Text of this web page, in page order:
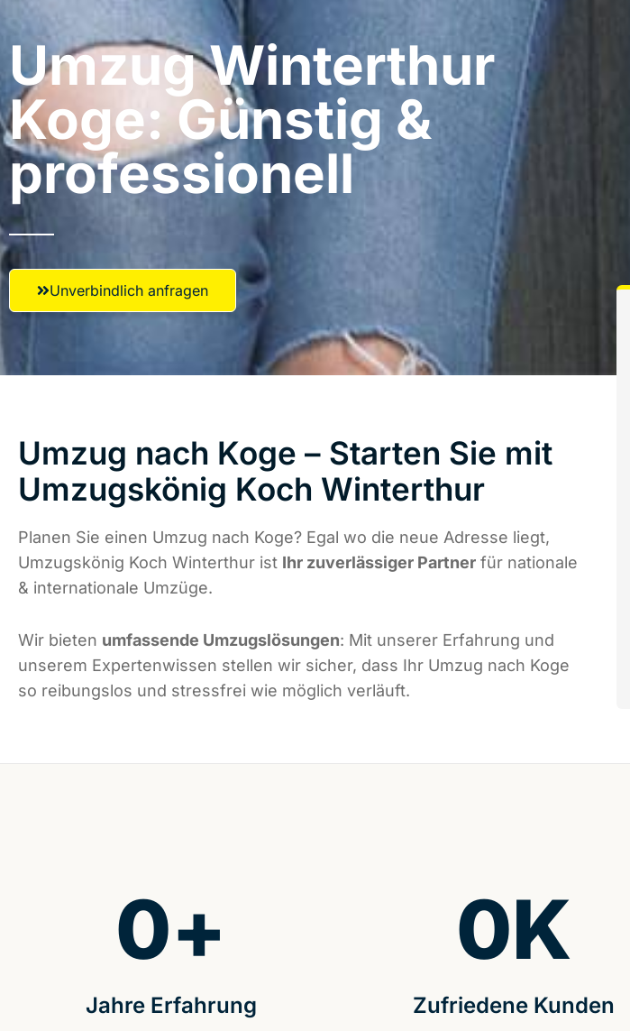
Umzug Winterthur​
Koge: Günstig &
professionell​
Unverbindlich anfragen
Umzug nach Koge – Starten Sie mit
Umzugskönig Koch Winterthur
Planen Sie einen Umzug nach Koge? Egal wo die neue Adresse liegt,
Umzugskönig Koch Winterthur ist Ihr zuverlässiger Partner für nationale
& internationale Umzüge.
Wir bieten umfassende Umzugslösungen: Mit unserer Erfahrung und
unserem Expertenwissen stellen wir sicher, dass Ihr Umzug nach Koge
so reibungslos und stressfrei wie möglich verläuft.
Jahre Erfahrung
0+
Zufriedene Kunden
0K